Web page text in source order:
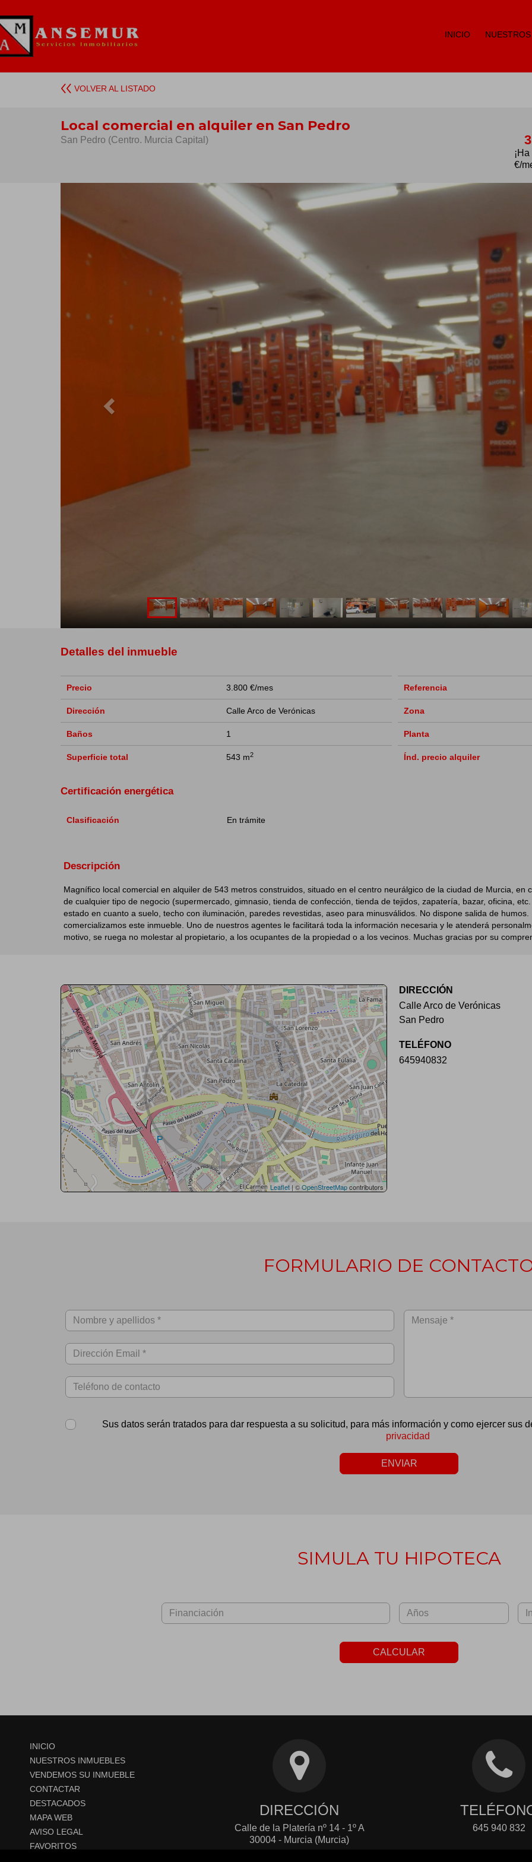
INICIO
VOLVER AL LISTADO
Local comercial en alquiler en San Pedro
San Pedro (Centro. Murcia Capital)
€/
Detalles del inmueble
Precio 3.800 €/mes Referencia
Dirección Calle Arco de Verónicas Zona
Baños 1 Planta
Superficie total 543 m2 Índ. precio alquiler
Certificación energética
Clasificación En trámite
Descripción
Magnífico local comercial en alquiler de 543 metros construidos, situado en el centro neurálgico de la ciudad de Murcia, en
de cualquier tipo de negocio (supermercado, gimnasio, tienda de confección, tienda de tejidos, zapatería, bazar, oficina,
estado en cuanto a suelo, techo con iluminación, paredes revestidas, aseo para minusválidos. No dispone salida de
comercializamos este inmueble. Uno de nuestros agentes le facilitará toda la información necesaria y le atenderá
motivo, se ruega no molestar al propietario, a los ocupantes de la propiedad o a los vecinos. Muchas gracias por su
Leaflet | ©OpenStreetMapcontributors
DIRECCIÓN
Calle Arco de Verónicas
San Pedro
TELÉFONO
645940832
FORMULARIO DE
Sus datos serán tratados para dar respuesta a su solicitud, para más información y como ejercer sus
privacidad
ENVIAR
SIMULA TU HIPOTECA
CALCULAR
INICIO
NUESTROS INMUEBLES
VENDEMOS SU INMUEBLE
CONTACTAR
DESTACADOS
MAPA WEB
AVISO LEGAL
FAVORITOS
DIRECCIÓN
Calle de la Platería nº 14 - 1º A
30004 - Murcia (Murcia)
645 940 832